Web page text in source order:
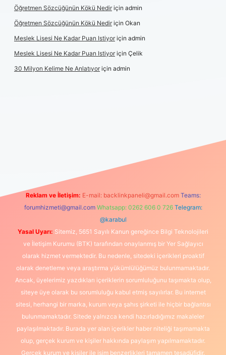
Öğretmen Sözcüğünün Kökü Nediriçin admin
Öğretmen Sözcüğünün Kökü Nediriçin Okan
Meslek Lisesi Ne Kadar Puan Istiyoriçin admin
Meslek Lisesi Ne Kadar Puan Istiyoriçin Çelik
30 Milyon Kelime Ne Anlatıyoriçin admin
elexbetgiris.org
Reklam ve İletişim: E-mail: backlinkpaneli@gmail.com Teams:
forumhizmeti@gmail.com Whatsapp: 0262 606 0 726 Telegram:
@karabul
Yasal Uyarı: Sitemiz, 5651 Sayılı Kanun gereğince Bilgi Teknolojileri
ve İletişim Kurumu (BTK) tarafından onaylanmış bir Yer Sağlayıcı
olarak hizmet vermektedir. Bu nedenle, sitedeki içerikleri proaktif
olarak denetleme veya araştırma yükümlülüğümüz bulunmamaktadır.
Ancak, üyelerimiz yazdıkları içeriklerin sorumluluğunu taşımakta olup,
siteye üye olarak bu sorumluluğu kabul etmiş sayılırlar. Bu internet
sitesi, herhangi bir marka, kurum veya şahıs şirketi ile hiçbir bağlantısı
bulunmamaktadır. Sitede yalnızca kendi hazırladığımız makaleler
paylaşılmaktadır. Burada yer alan içerikler haber niteliği taşımamakta
olup, gerçek kurum ve kişiler hakkında paylaşım yapılmamaktadır.
Gerçek kurum ve kişiler ile isim benzerlikleri tamamen tesadüfidir.